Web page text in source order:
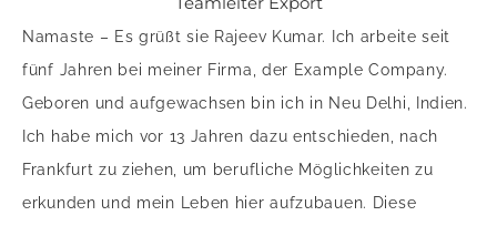
Namaste – Es grüßt sie Rajeev Kumar. Ich arbeite seit
fünf Jahren bei meiner Firma, der Example Company.
Geboren und aufgewachsen bin ich in Neu Delhi, Indien.
Ich habe mich vor 13 Jahren dazu entschieden, nach
Frankfurt zu ziehen, um berufliche Möglichkeiten zu
erkunden und mein Leben hier aufzubauen. Diese